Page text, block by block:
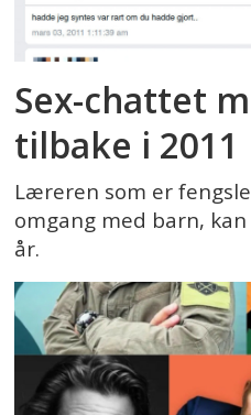
Sex-chattet
tilbake i 2011
Læreren som er
omgang med barn,
år.